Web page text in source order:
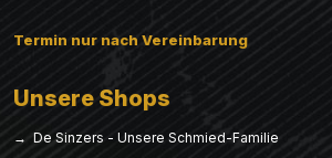
Termin nur nach Vereinbarung
Unsere Shops
→ De Sinzers - Unsere Schmied-Familie